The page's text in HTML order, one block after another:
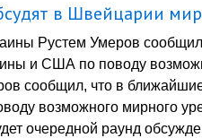
в Швейцарии
Рустем Умеров
и США по поводу
сообщил, что в
возможного мирного
очередной раунд